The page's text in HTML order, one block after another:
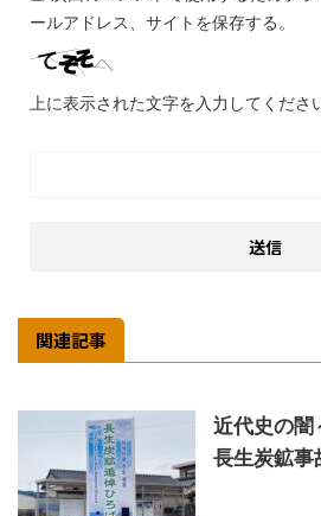
ールアドレス、サイトを保存する。
上に表示された文字を入力してくださ
関連記事
近代史の闇
長生炭鉱事